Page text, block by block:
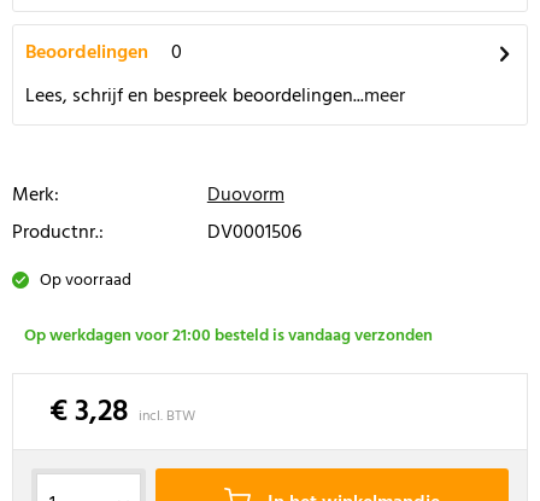
Beoordelingen
0
Lees, schrijf en bespreek beoordelingen...meer
Merk:
Duovorm
Productnr.:
DV0001506
Op voorraad
Op werkdagen voor 21:00 besteld is vandaag verzonden
€ 3,28 incl. BTW